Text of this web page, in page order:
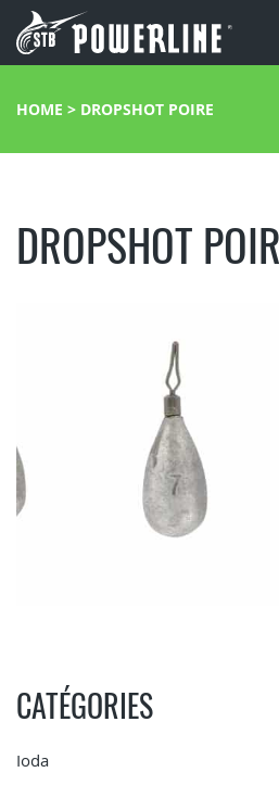
HOME > DROPSHOT POIRE
DROPSHOT
CATÉGORIES
Ioda